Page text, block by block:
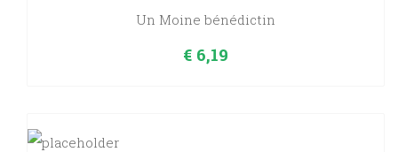
Un Moine bénédictin
€ 6,19